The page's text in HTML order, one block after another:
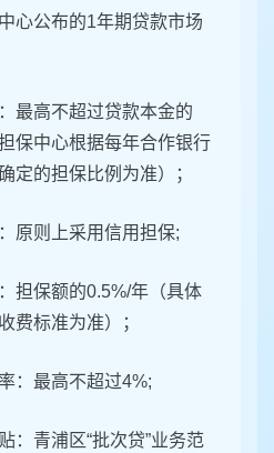
心公布的1年期贷款市场
最高不超过贷款本金的
保中心根据每年合作银行
定的担保比例为准）；
原则上采用信用担保;
担保额的0.5%/年（具体
费标准为准）；
：最高不超过4%;
：青浦区“批次贷”业务范